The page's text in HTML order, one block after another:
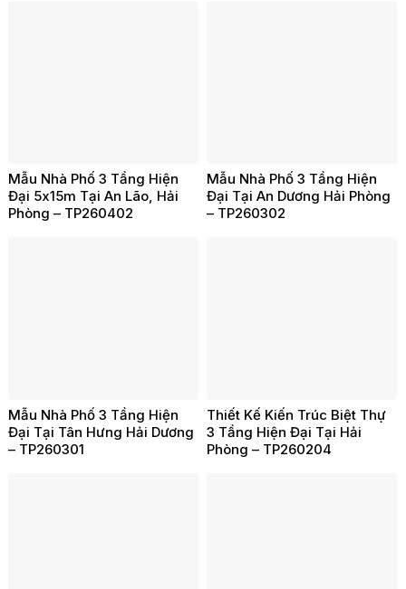
Mẫu Nhà Phố 3 Tầng Hiện
Đại 5x15m Tại An Lão, Hải
Phòng – TP260402
Mẫu Nhà Phố 3 Tầng Hiện
Đại Tại An Dương Hải Phòng
– TP260302
Mẫu Nhà Phố 3 Tầng Hiện
Đại Tại Tân Hưng Hải Dương
– TP260301
Thiết Kế Kiến Trúc Biệt Thự
3 Tầng Hiện Đại Tại Hải
Phòng – TP260204